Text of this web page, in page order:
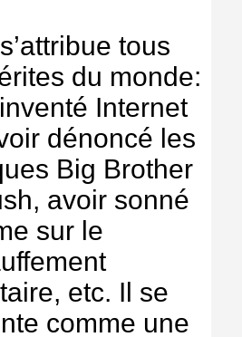
tous
du monde:
Internet
dénoncé les
Big Brother
avoir sonné
sur le
etc. Il se
comme une